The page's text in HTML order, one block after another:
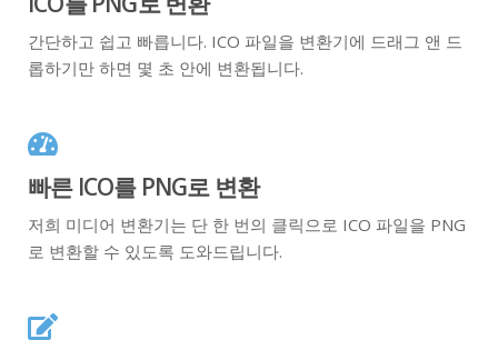
간단하고 쉽고 빠릅니다. ICO 파일을 변환기에 드래그 앤 드
롭하기만 하면 몇 초 안에 변환됩니다.
빠른 ICO를 PNG로 변환
저희 미디어 변환기는 단 한 번의 클릭으로 ICO 파일을 PNG
로 변환할 수 있도록 도와드립니다.